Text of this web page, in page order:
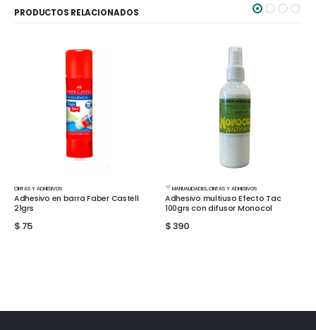
PRODUCTOS RELACIONADOS
MANUALIDADES
Adhesivo multiuso Efecto Tac
100grs con difusor Monocol
$
MANUALIDADES,CINTAS Y ADHESIVOS
Cinta Adhesiva 48mm x 40mts
Transparente
$140